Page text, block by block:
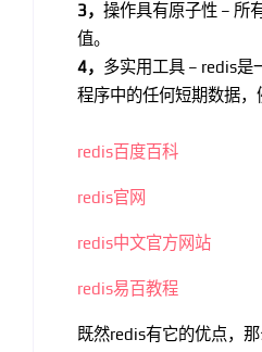
3， 操作具有原子性 – 所
值。
4， 多实用工具 – redis是
程序中的任何短期数据，
redis百度百科
redis官网
redis中文官方网站
redis易百教程
既然redis有它的优点，